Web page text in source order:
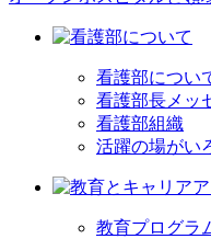
看護部につい
看護部長メッ
看護部組織
活躍の場がい
教育プログラ